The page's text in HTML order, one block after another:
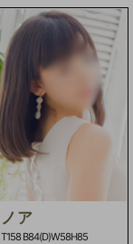
ノア
T158 B84(D)W58H85